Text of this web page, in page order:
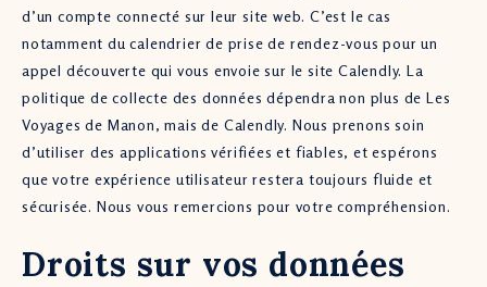
d’un compte connecté sur leur site web. C’est le cas
notamment du calendrier de prise de rendez-vous pour un
appel découverte qui vous envoie sur le site Calendly. La
politique de collecte des données dépendra non plus de Les
Voyages de Manon, mais de Calendly. Nous prenons soin
d’utiliser des applications vérifiées et fiables, et espérons
que votre expérience utilisateur restera toujours fluide et
sécurisée. Nous vous remercions pour votre compréhension.
Droits sur vos données